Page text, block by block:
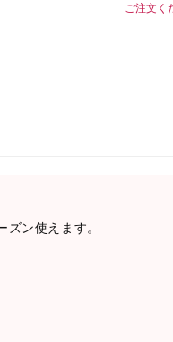
ご注文く
ン使えます。